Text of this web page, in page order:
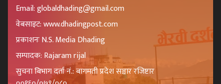
Email: globaldhading@gmail.com
वेबसाइट: www.dhadingpost.com
प्रकाशनः N.S. Media Dhading
सम्पादक: Rajaram rijal
सुचना बिभाग दर्ता नं.: बागमती प्रदेश सञ्चार रजिष्टार